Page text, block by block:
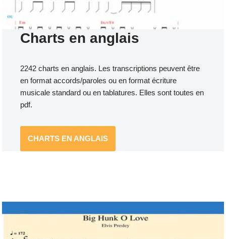
Charts en anglais
2242 charts en anglais. Les transcriptions peuvent être
en format accords/paroles ou en format écriture
musicale standard ou en tablatures. Elles sont toutes en
pdf.
CHARTS EN ANGLAIS